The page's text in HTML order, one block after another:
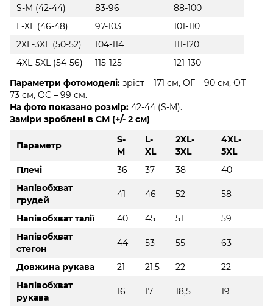
S-M (42-44)
83-96
88-100
L-XL (46-48)
97-103
101-110
2XL-3XL (50-52)
104-114
111-120
4XL-5XL (54-56)
115-125
121-130
Параметри фотомоделі: зріст – 171 см, ОГ – 90 см, ОТ –
73 см, ОС – 99 см.
На фото показано розмір: 42-44 (S-M).
Заміри зроблені в СМ (+/- 2 см)
Параметр
S-
M
L-
XL
2XL-
3XL
4XL-
5XL
Плечі
36 37 38
40
Напівобхват
грудей
41 46 52 58
Напівобхват талії 40 45 51
59
Напівобхват
стегон
44 53 55 63
Довжина рукава 21 21,5 22
22
Напівобхват
рукава
16 17 18,5 19